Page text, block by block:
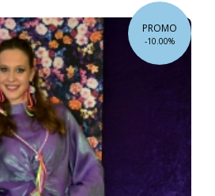
PROMO
-10.00%